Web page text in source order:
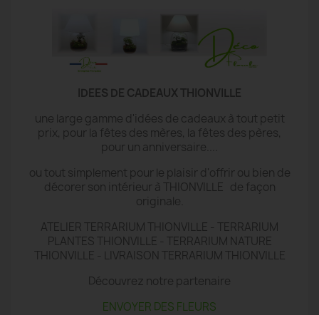
IDEES DE CADEAUX THIONVILLE
une large gamme d'idées de cadeaux à tout petit
prix, pour la fêtes des mères, la fêtes des pères,
pour un anniversaire....
ou tout simplement pour le plaisir d'offrir ou bien de
décorer son intérieur à THIONVILLE de façon
originale.
ATELIER TERRARIUM THIONVILLE - TERRARIUM
PLANTES THIONVILLE - TERRARIUM NATURE
THIONVILLE - LIVRAISON TERRARIUM THIONVILLE
Découvrez notre partenaire
ENVOYER DES FLEURS